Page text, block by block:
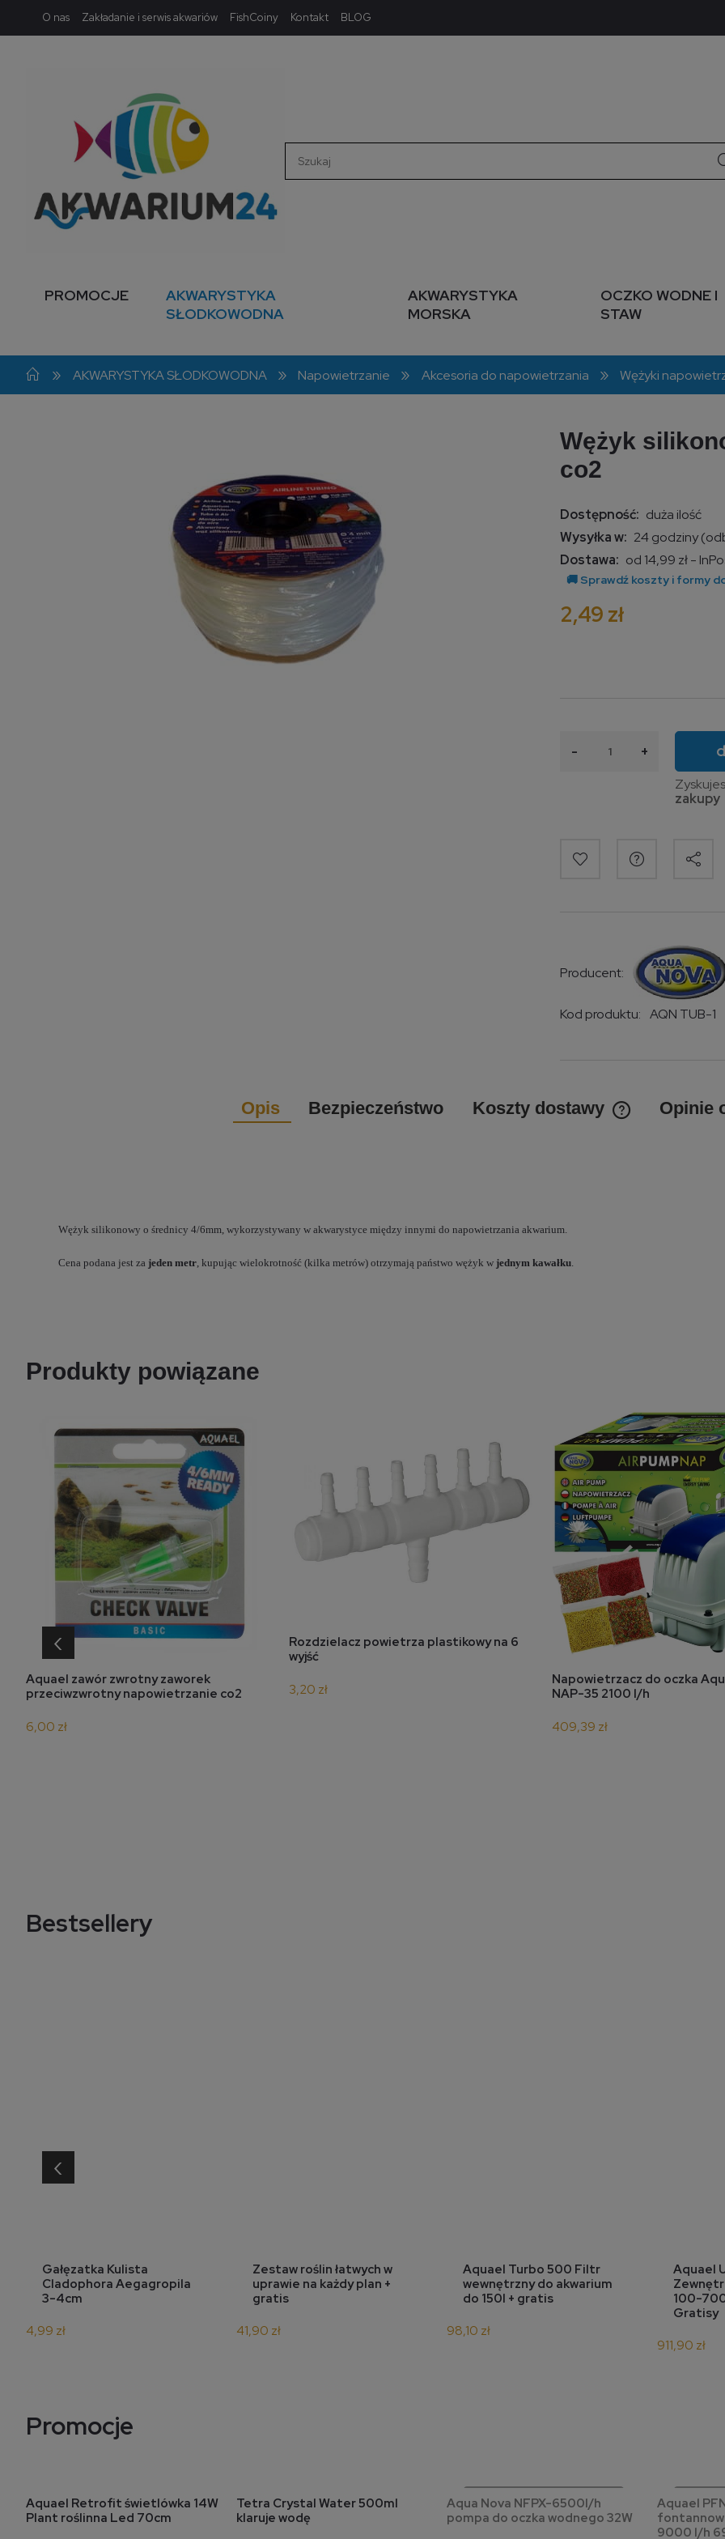
O nas Zakładanie i serwis akwariów FishCoiny Kontakt BLOG
PROMOCJE
AKWARYSTYKA
SŁODKOWODNA
AKWARYSTYKA
MORSKA
OCZKO WODNE I
STAW
» AKWARYSTYKA SŁODKOWODNA » Napowietrzanie » Akcesoria do napowietrzania » Wężyki
Wężyk
co2
Dostępność: duża ilość
Wysyłka w: 24 godziny
Dostawa: od 14,99 zł-
2,49 zł
- +
Producent:
Kod produktu: AQN TUB-1
Opis Bezpieczeństwo Koszty dostawy Opinie
Wężyk silikonowy o średnicy 4/6mm, wykorzystywany w akwarystyce między innymi do napowietrzania akwarium.
Cena podana jest za jeden metr , kupując wielokrotność (kilka metrów) otrzymają państwo wężyk w jednym kawałku
Produkty powiązane
do koszyka
Aquael zawór zwrotny zaworek
przeciwzwrotny napowietrzanie co2
6,00 zł
do koszyka
Rozdzielacz powietrza plastikowy na 6
wyjść
3,20 zł do koszyka
Napowietrzacz do oczka
NAP-35 2100 l/h
409,39 zł
‹
Bestsellery
do koszyka
Gałęzatka Kulista
Cladophora Aegagropila
3-4cm
4,99 zł
do koszyka
Zestaw roślin łatwych w
uprawie na każdy plan +
gratis
41,90 zł
do koszyka
Aquael Turbo 500 Filtr
wewnętrzny do akwarium
do 150l + gratis
98,10 zł
Aquael
100-
Gratisy
911,90 zł
‹
Promocje
do koszyka
Aquael Retrofit świetlówka 14W
Plant roślinna Led 70cm
do koszyka
Tetra Crystal Water 500ml
klaruje wodę
powiadom o
dostępności
Aqua Nova NFPX-6500l/h
pompa do oczka wodnego 32W
Aquael
9000 l/h